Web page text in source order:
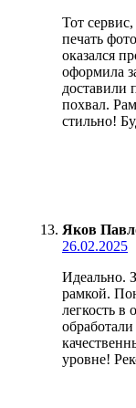
Тот
печать
оказался
оформила
доставили
похвал.
стильно!
Яков
26.02.2025
Идеально.
рамкой.
легкость в
уровне!